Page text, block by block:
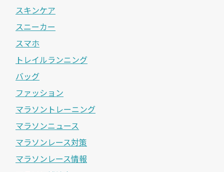
スキンケア
スニーカー
スマホ
トレイルランニング
バッグ
ファッション
マラソントレーニング
マラソンニュース
マラソンレース対策
マラソンレース情報